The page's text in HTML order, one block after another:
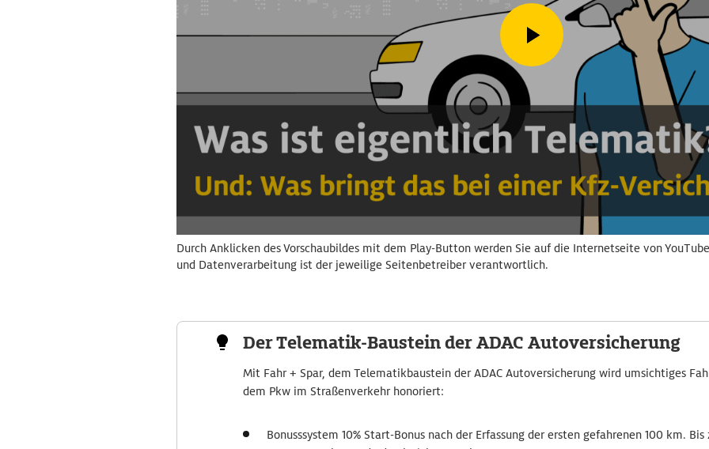
Durch Anklicken des Vorschaubildes mit dem Play-Button werden Sie auf die Internetseite von
und Datenverarbeitung ist der jeweilige Seitenbetreiber verantwortlich.
Der Telematik-Baustein der ADAC Autoversicherung
Mit Fahr + Spar, dem Telematikbaustein der ADAC Autoversicherung wird umsichtiges
dem Pkw im Straßenverkehr honoriert:
Bonusssystem 10% Start-Bonus nach der Erfassung der ersten gefahrenen 100 km. Bis